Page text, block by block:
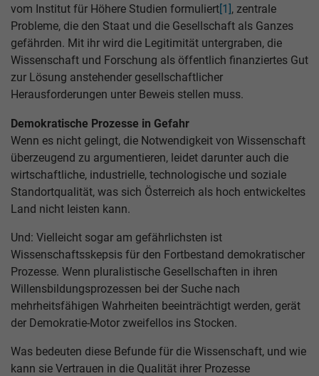
vom Institut für Höhere Studien formuliert [1] , zentrale
Probleme, die den Staat und die Gesellschaft als Ganzes
gefährden. Mit ihr wird die Legitimität untergraben, die
Wissenschaft und Forschung als öffentlich finanziertes Gut
zur Lösung anstehender gesellschaftlicher
Herausforderungen unter Beweis stellen muss.
Demokratische Prozesse in Gefahr
Wenn es nicht gelingt, die Notwendigkeit von Wissenschaft
überzeugend zu argumentieren, leidet darunter auch die
wirtschaftliche, industrielle, technologische und soziale
Standortqualität, was sich Österreich als hoch entwickeltes
Land nicht leisten kann.
Und: Vielleicht sogar am gefährlichsten ist
Wissenschaftsskepsis für den Fortbestand demokratischer
Prozesse. Wenn pluralistische Gesellschaften in ihren
Willensbildungsprozessen bei der Suche nach
mehrheitsfähigen Wahrheiten beeinträchtigt werden, gerät
der Demokratie-Motor zweifellos ins Stocken.
Was bedeuten diese Befunde für die Wissenschaft, und wie
kann sie Vertrauen in die Qualität ihrer Prozesse